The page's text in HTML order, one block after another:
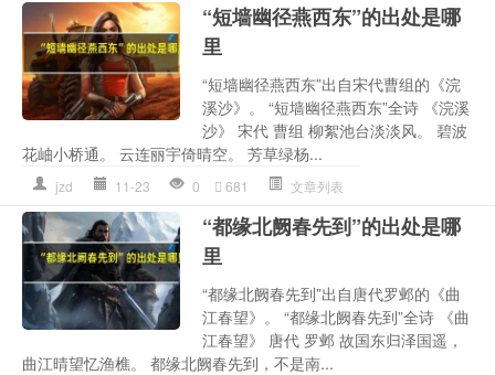
“短墙幽径燕西东”的出处是哪
里
“短墙幽径燕西东”出自宋代曹组的《浣
溪沙》。 “短墙幽径燕西东”全诗 《浣溪
沙》 宋代 曹组 柳絮池台淡淡风。 碧波
花岫小桥通。 云连丽宇倚晴空。 芳草绿杨...
jzd 11-23 0 681 文章列表
“都缘北阙春先到”的出处是哪
里
“都缘北阙春先到”出自唐代罗邺的《曲
江春望》。 “都缘北阙春先到”全诗 《曲
江春望》 唐代 罗邺 故国东归泽国遥，
曲江晴望忆渔樵。 都缘北阙春先到，不是南...